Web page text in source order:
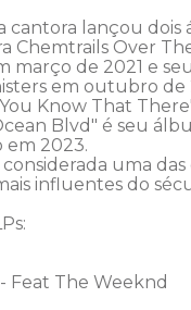
cantora lançou dois
Chemtrails Over
março de 2021 e
em outubro de
Know That
Blvd" é seu
2023.
uma das
influentes do
Feat The Weeknd